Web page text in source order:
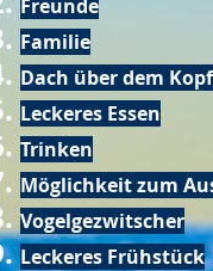
Freunde
Familie
Dach über dem Kopf
Leckeres Essen
Trinken
Möglichkeit zum
Vogelgezwitscher
Leckeres Frühstück